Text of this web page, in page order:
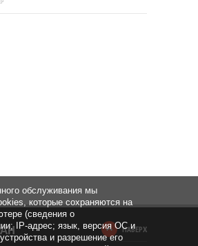
НАВЕРХ
обслуживания мы
которые сохраняются на
(сведения о
IP-адрес; язык, версия ОС и
и разрешение его